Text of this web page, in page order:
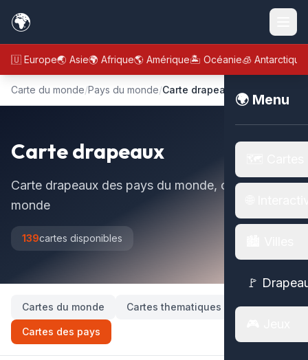
🌍
🇪🇺 Europe🌏 Asie🌍 Afrique🌎 Amérique🏝️ Océanie🧊 Antarctique
🌍 Menu
🚩
Carte du monde/Pays du monde/Carte drapeaux
Carte drapeaux
Carte drapeaux des pays du monde, carte du
monde
139cartes disponibles
Cartes du monde Cartes thematiques
Cartes des pays